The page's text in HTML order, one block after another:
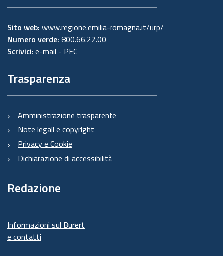
Sito web: www.regione.emilia-romagna.it/urp/
Numero verde: 800.66.22.00
Scrivici: e-mail - PEC
Trasparenza
Amministrazione trasparente
Note legali e copyright
Privacy e Cookie
Dichiarazione di accessibilità
Redazione
Informazioni sul Burert
e contatti